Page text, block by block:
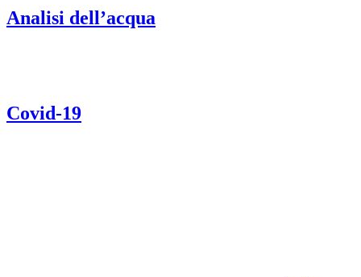
Analisi dell’acqua
Covid-19